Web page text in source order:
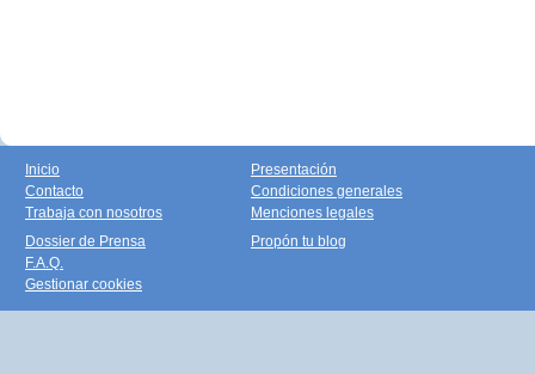
Inicio
Contacto
Trabaja con nosotros
Presentación
Condiciones generales
Menciones legales
Dossier de Prensa
F.A.Q.
Gestionar cookies
Propón tu blog